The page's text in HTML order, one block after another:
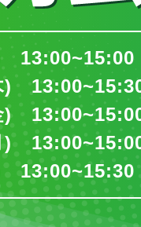
13:00~15:00
)
)
)
13:00~15:30